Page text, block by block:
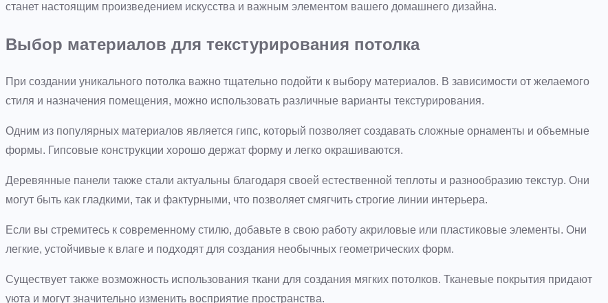
станет настоящим произведением искусства и важным элементом вашего домашнего дизайна.
Выбор материалов для текстурирования потолка
При создании уникального потолка важно тщательно подойти к выбору материалов. В зависимости от желаемого
стиля и назначения помещения, можно использовать различные варианты текстурирования.
Одним из популярных материалов является гипс, который позволяет создавать сложные орнаменты и объемные
формы. Гипсовые конструкции хорошо держат форму и легко окрашиваются.
Деревянные панели также стали актуальны благодаря своей естественной теплоты и разнообразию текстур. Они
могут быть как гладкими, так и фактурными, что позволяет смягчить строгие линии интерьера.
Если вы стремитесь к современному стилю, добавьте в свою работу акриловые или пластиковые элементы. Они
легкие, устойчивые к влаге и подходят для создания необычных геометрических форм.
Существует также возможность использования ткани для создания мягких потолков. Тканевые покрытия придают
уюта и могут значительно изменить восприятие пространства.